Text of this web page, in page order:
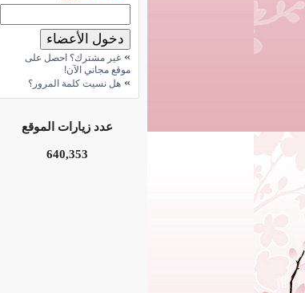
» غير مشترك؟ احصل على
موقع مجاني الآن!
» هل نسيت كلمة المرور؟
عدد زيارات الموقع
640,353